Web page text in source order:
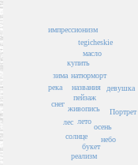
пейзаж
названия
живопись
лето
натюрморт
купить
солнце
лес
зима
осень
букет
масло
река
снег
tegicheskie
реализм
небо
импрессионизм
Портрет
девушка